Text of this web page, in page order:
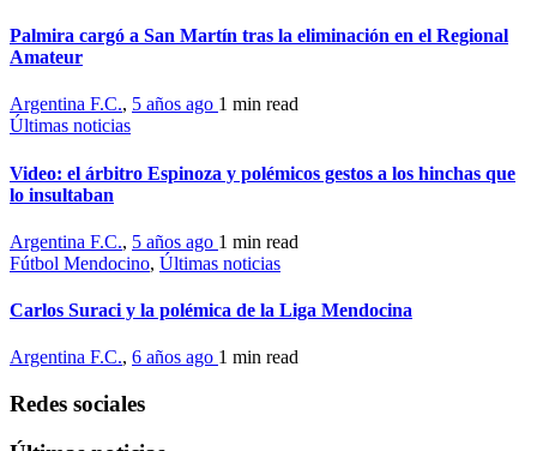
Palmira cargó a San Martín tras la eliminación en el Regional
Amateur
Argentina F.C., 5 años ago 1 min read
Últimas noticias
Video: el árbitro Espinoza y polémicos gestos a los hinchas que
lo insultaban
Argentina F.C., 5 años ago 1 min read
Fútbol Mendocino, Últimas noticias
Carlos Suraci y la polémica de la Liga Mendocina
Argentina F.C., 6 años ago 1 min read
Redes sociales